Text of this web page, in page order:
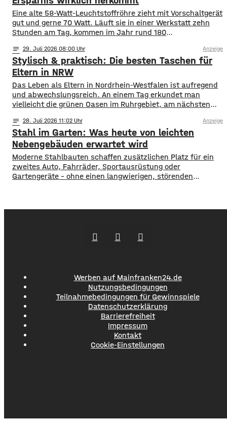
Insektenhotel in Mainfranken ist keine Wunderlösung, kann
Eine alte 58-Watt-Leuchtstoffröhre zieht mit Vorschaltgerät
gut und gerne 70 Watt. Läuft sie in einer Werkstatt zehn
Stunden am Tag, kommen im Jahr rund 180
Leuchten sind das über 7.000 Kilowattstunden – nur fürs
Licht. Die Rechnung ist einfacher als ihr Ruf Man braucht
dafür keine Software. Leistung in
notes 29. Juli 2026 08:00 Anzeige
Stylisch & praktisch: Die besten Taschen für
Eltern in NRW
Das Leben als Eltern in Nordrhein-Westfalen ist aufregend
und abwechslungsreich. An einem Tag erkundet man
vielleicht die grünen Oasen im Ruhrgebiet, am nächsten
Düsseldorf. Spontaneität ist gefragt, aber gute
Vorbereitung ist alles. Wer mit Kindern unterwegs ist,
weiß, dass man für alle Eventualitäten gewappnet sein
muss –
notes 28. Juli 2026 11:02 Anzeige
Stahl im Garten: Was heute von leichten
Nebengebäuden erwartet wird
Moderne Stahlbauten schaffen zusätzlichen Platz für ein
zweites Auto, Fahrräder, Sportausrüstung oder
Gartengeräte – ohne einen langwierigen, störenden
Werben auf Mainfranken24.de
Nutzungsbedingungen
Teilnahmebedingungen für Gewinnspiele
Datenschutzerklärung
Barrierefreiheit
Impressum
Kontakt
Cookie-Einstellungen